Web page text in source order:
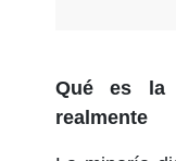
Qué es la
realmente